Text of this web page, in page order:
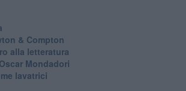
& Compton
alla letteratura
Mondadori
lavatrici